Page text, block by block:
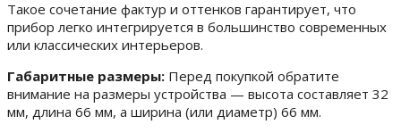
Такое сочетание фактур и оттенков гарантирует, что
прибор легко интегрируется в большинство современных
или классических интерьеров.
Габаритные размеры: Перед покупкой обратите
внимание на размеры устройства — высота составляет 32
мм, длина 66 мм, а ширина (или диаметр) 66 мм.